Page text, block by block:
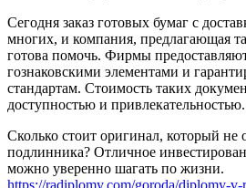
Сегодня заказ готовых бумаг с
многих, и компания, предлагающая
готова помочь. Фирмы
гознаковскими элементами и
стандартам. Стоимость таких
доступностью и привлекательностью.
Сколько стоит оригинал, который не
подлинника? Отличное
можно уверенно шагать по жизни.
https://radiplomy.com/goroda/diplomy-v-